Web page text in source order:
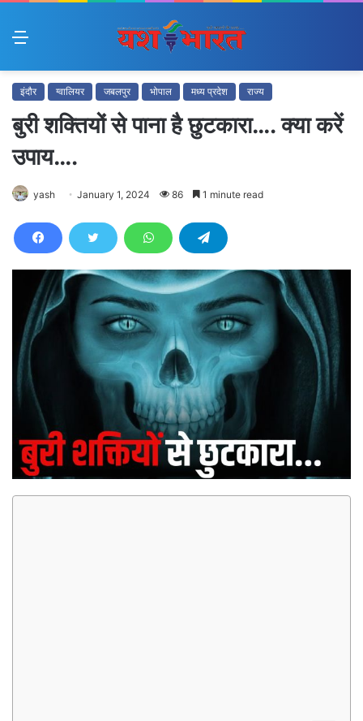
Menu
इंदौर ग्वालियर जबलपुर भोपाल मध्य प्रदेश राज्य
बुरी शक्तियों से पाना है छुटकारा…. क्या करें
उपाय….
yash January 1, 2024 86 1 minute read